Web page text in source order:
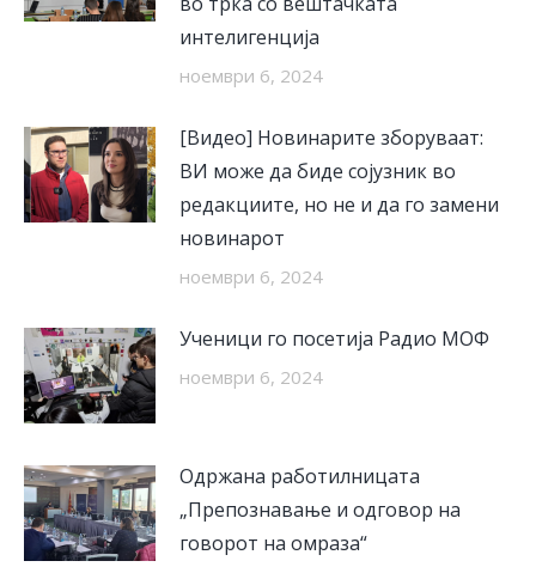
интелигенција
ноември 6, 2024
[Видео] Новинарите зборуваат:
ВИ може да биде сојузник во
редакциите, но не и да го замени
новинарот
ноември 6, 2024
Ученици го посетија Радио МОФ
ноември 6, 2024
Одржана работилницата
„Препознавање и одговор на
говорот на омраза“